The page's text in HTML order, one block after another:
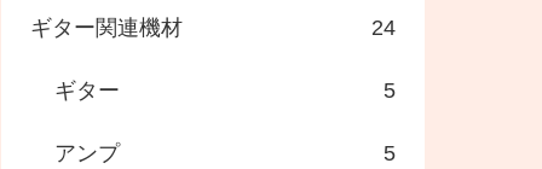
ギター関連機材 24
ギター 5
アンプ 5